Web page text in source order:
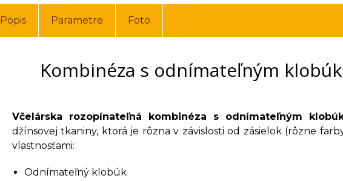
Popis Parametre Foto
Kombinéza s odnímateľným
Včelárska rozopínateľná kombinéza s odnímateľným
džínsovej tkaniny, ktorá je rôzna v závislosti od zásielok (rôzne
vlastnosťami:
Odnímateľný klobúk